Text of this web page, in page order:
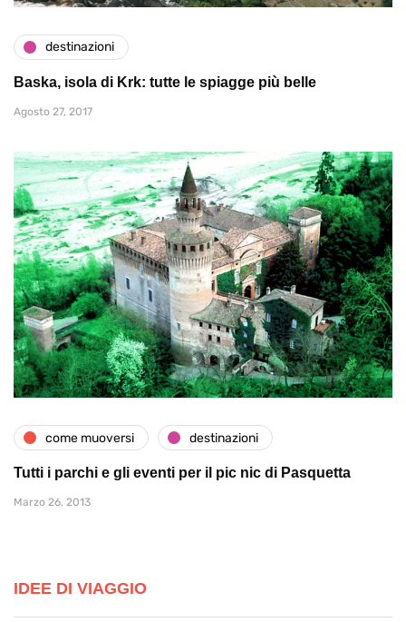
destinazioni
Baska, isola di Krk: tutte le spiagge più belle
Agosto 27, 2017
come muoversi destinazioni
Tutti i parchi e gli eventi per il pic nic di Pasquetta
Marzo 26, 2013
IDEE DI VIAGGIO